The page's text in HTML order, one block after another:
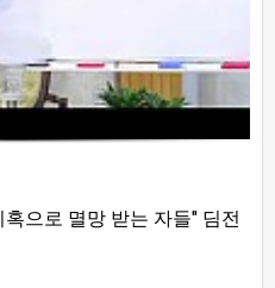
으로 멸망 받는 자들" 딤전